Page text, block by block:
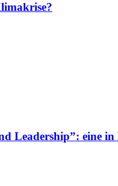
Leadership”: eine